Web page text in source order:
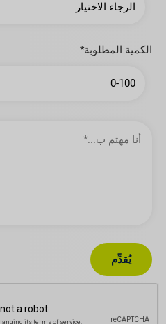
الكمية المطلوبة*
مهتم
ب…
يُقدِّم